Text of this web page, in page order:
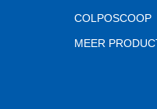
COLPOSCOOP
MEER